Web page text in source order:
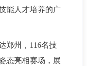
能人才培养的广
郑州，116名技
态亮相赛场，展